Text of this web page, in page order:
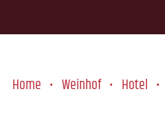
Home Weinhof Hotel